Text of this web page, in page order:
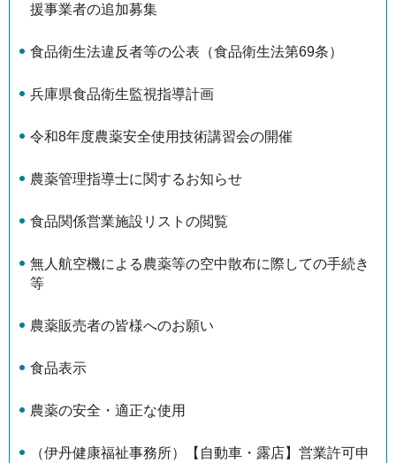
援事業者の追加募集
食品衛生法違反者等の公表（食品衛生法第69条）
兵庫県食品衛生監視指導計画
令和8年度農薬安全使用技術講習会の開催
農薬管理指導士に関するお知らせ
食品関係営業施設リストの閲覧
無人航空機による農薬等の空中散布に際しての手続き
等
農薬販売者の皆様へのお願い
食品表示
農薬の安全・適正な使用
（伊丹健康福祉事務所）【自動車・露店】営業許可申